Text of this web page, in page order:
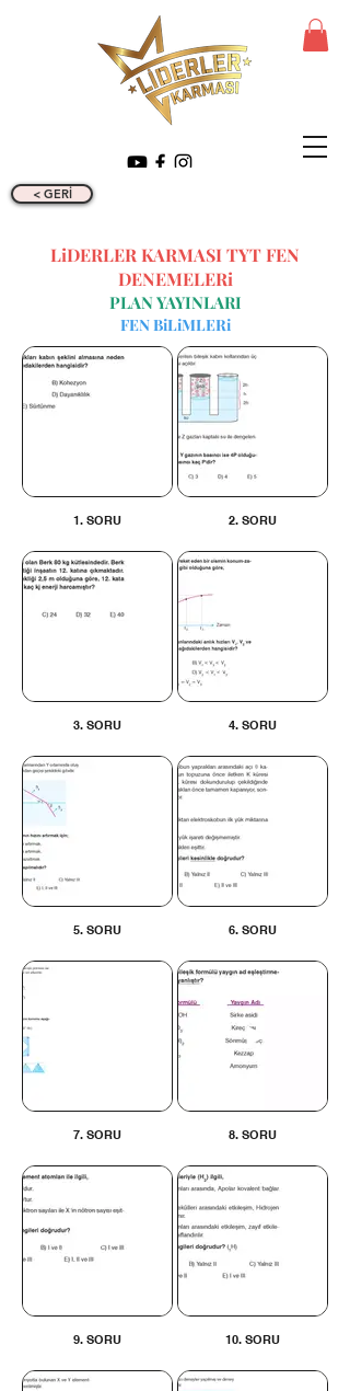
< GERİ
LiDERLER KARMASI TYT FEN
DENEMELERi
PLAN YAYINLARI
FEN BiLiMLERi
1. SORU 2. SORU
3. SORU 4. SORU
5. SORU 6. SORU
7. SORU 8. SORU
9. SORU 10. SORU